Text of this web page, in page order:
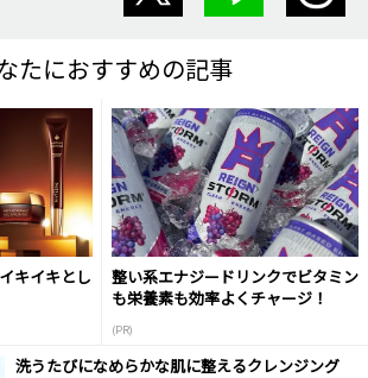
たにおすすめの記事
キイキとし
整い系エナジードリンクでビタミン
も栄養素も効率よくチャージ！
(PR)
洗うたびになめらかな肌に整えるクレンジング